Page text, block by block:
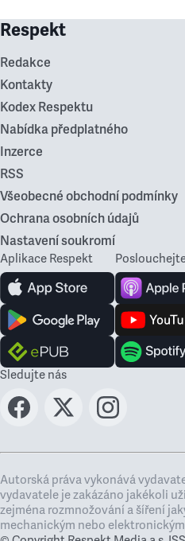
Respekt
Redakce
Kontakty
Kodex Respektu
Nabídka předplatného
Inzerce
RSS
Všeobecné obchodní podmínky
Ochrana osobních údajů
Nastavení soukromí
Aplikace Respekt
Sledujte nás
Autorská práva vykonává
vydavatele je zakázáno jakékoli
zejména rozmnožování a šíření
mechanickým nebo